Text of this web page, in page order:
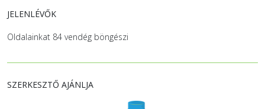
JELENLÉVŐK
Oldalainkat 84 vendég böngészi
SZERKESZTŐ AJÁNLJA